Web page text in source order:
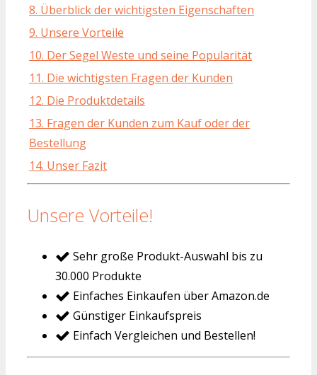
8. Überblick der wichtigsten Eigenschaften
9. Unsere Vorteile
10. Der Segel Weste und seine Popularität
11. Die wichtigsten Fragen der Kunden
12. Die Produktdetails
13. Fragen der Kunden zum Kauf oder der
Bestellung
14. Unser Fazit
Unsere Vorteile!
Sehr große Produkt-Auswahl bis zu
30.000 Produkte
Einfaches Einkaufen über Amazon.de
Günstiger Einkaufspreis
Einfach Vergleichen und Bestellen!